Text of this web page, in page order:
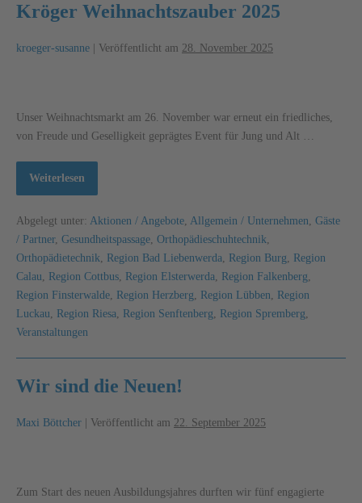
Kröger Weihnachtszauber 2025
kroeger-susanne Veröffentlicht am 28. November 2025
Unser Weihnachtsmarkt am 26. November war erneut ein friedliches,
von Freude und Geselligkeit geprägtes Event für Jung und Alt …
Weiterlesen
Abgelegt unter: Aktionen / Angebote, Allgemein / Unternehmen, Gäste
/ Partner, Gesundheitspassage, Orthopädieschuhtechnik,
Orthopädietechnik, Region Bad Liebenwerda, Region Burg, Region
Calau, Region Cottbus, Region Elsterwerda, Region Falkenberg,
Region Finsterwalde, Region Herzberg, Region Lübben, Region
Luckau, Region Riesa, Region Senftenberg, Region Spremberg,
Veranstaltungen
Wir sind die Neuen!
Maxi Böttcher Veröffentlicht am 22. September 2025
Zum Start des neuen Ausbildungsjahres durften wir fünf engagierte